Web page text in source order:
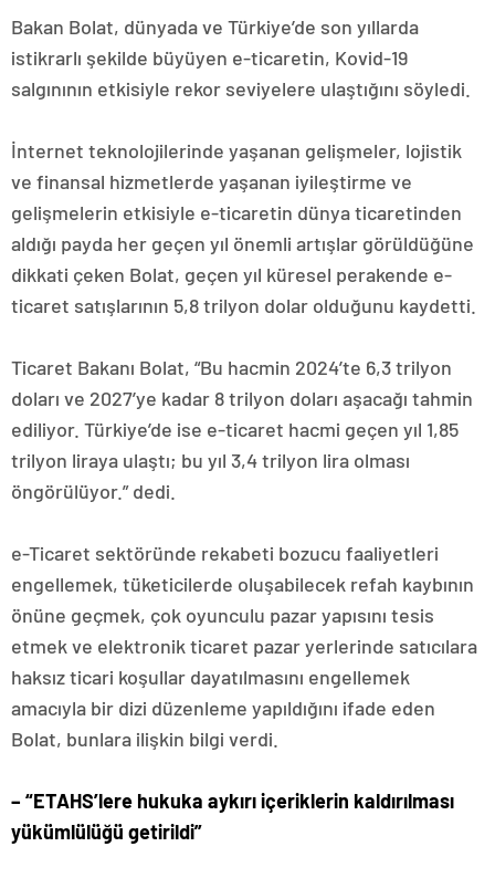
Bakan Bolat, dünyada ve Türkiye’de son yıllarda
istikrarlı şekilde büyüyen e-ticaretin, Kovid-19
salgınının etkisiyle rekor seviyelere ulaştığını söyledi.
İnternet teknolojilerinde yaşanan gelişmeler, lojistik
ve finansal hizmetlerde yaşanan iyileştirme ve
gelişmelerin etkisiyle e-ticaretin dünya ticaretinden
aldığı payda her geçen yıl önemli artışlar görüldüğüne
dikkati çeken Bolat, geçen yıl küresel perakende e-
ticaret satışlarının 5,8 trilyon dolar olduğunu kaydetti.
Ticaret Bakanı Bolat, “Bu hacmin 2024’te 6,3 trilyon
doları ve 2027’ye kadar 8 trilyon doları aşacağı tahmin
ediliyor. Türkiye’de ise e-ticaret hacmi geçen yıl 1,85
trilyon liraya ulaştı; bu yıl 3,4 trilyon lira olması
öngörülüyor.” dedi.
e-Ticaret sektöründe rekabeti bozucu faaliyetleri
engellemek, tüketicilerde oluşabilecek refah kaybının
önüne geçmek, çok oyunculu pazar yapısını tesis
etmek ve elektronik ticaret pazar yerlerinde satıcılara
haksız ticari koşullar dayatılmasını engellemek
amacıyla bir dizi düzenleme yapıldığını ifade eden
Bolat, bunlara ilişkin bilgi verdi.
– “ETAHS’lere hukuka aykırı içeriklerin kaldırılması
yükümlülüğü getirildi”